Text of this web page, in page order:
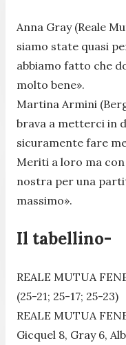
Anna Gray (Reale
siamo state quasi
abbiamo fatto che
molto bene».
Martina Armini
brava a metterci in
sicuramente fare
Meriti a loro ma
nostra per una
massimo».
Il tabellino-
REALE MUTUA
(25-21; 25-17; 25-23)
REALE MUTUA
Gicquel 8, Gray 6,